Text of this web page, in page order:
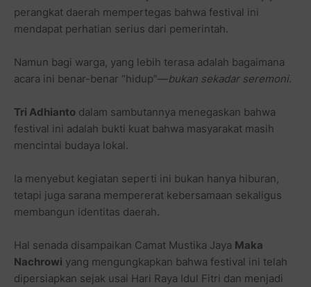
perangkat daerah mempertegas bahwa festival ini
mendapat perhatian serius dari pemerintah.
Namun bagi warga, yang lebih terasa adalah bagaimana
acara ini benar-benar “hidup”—bukan sekadar seremoni.
Tri Adhianto dalam sambutannya menegaskan bahwa
festival ini adalah bukti kuat bahwa masyarakat masih
mencintai budaya lokal.
Ia menyebut kegiatan seperti ini bukan hanya hiburan,
tetapi juga sarana mempererat kebersamaan sekaligus
membangun identitas daerah.
Hal senada disampaikan Camat Mustika Jaya Maka
Nachrowi yang mengungkapkan bahwa festival ini telah
dipersiapkan sejak usai Hari Raya Idul Fitri dan menjadi